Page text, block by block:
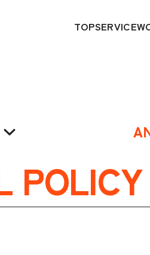
TOPSERVICE
POLICY